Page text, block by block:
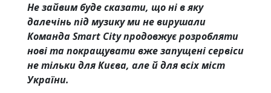
Не зайвим буде сказати, що ні в яку
далечінь під музику ми не вирушали
Команда Smart City продовжує розробляти
нові та покращувати вже запущені сервіси
не тільки для Києва, але й для всіх міст
України.